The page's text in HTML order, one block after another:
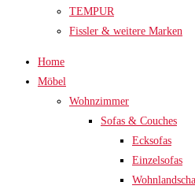
TEMPUR
Fissler & weitere Marken
Home
Möbel
Wohnzimmer
Sofas & Couches
Ecksofas
Einzelsofas